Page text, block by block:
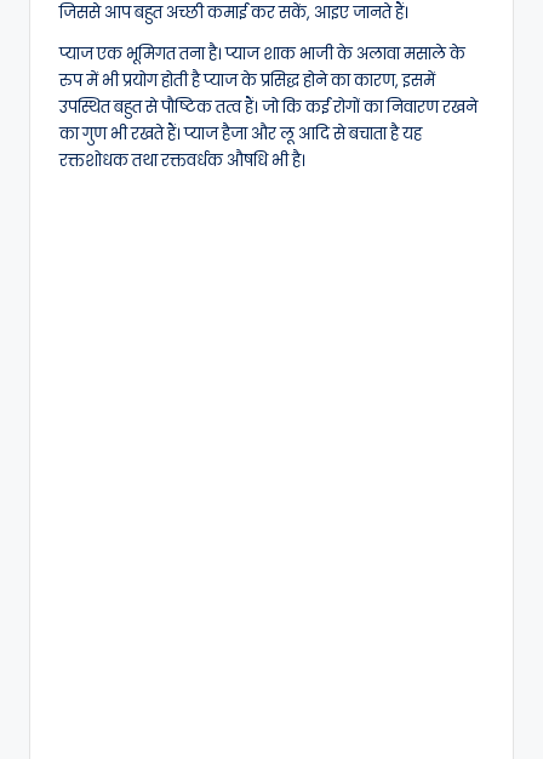
जिससे आप बहुत अच्छी कमाई कर सकें, आइए जानते हैं।
प्याज एक भूमिगत तना है। प्याज शाक भाजी के अलावा मसाले के
रुप में भी प्रयोग होती है प्याज के प्रसिद्ध होने का कारण, इसमें
उपस्थित बहुत से पौष्टिक तत्व हैं। जो कि कई रोगों का निवारण रखने
का गुण भी रखते हैं। प्याज हैजा और लू आदि से बचाता है यह
रक्तशोधक तथा रक्तवर्धक औषधि भी है।